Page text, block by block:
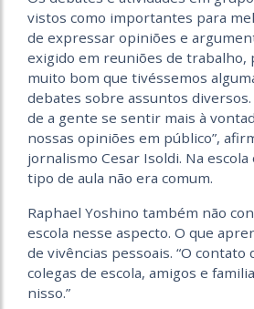
vistos como importantes para
de expressar opiniões e
exigido em reuniões de trabalho,
muito bom que tivéssemos
debates sobre assuntos
de a gente se sentir mais à
nossas opiniões em público”,
jornalismo Cesar Isoldi. Na
tipo de aula não era comum.
Raphael Yoshino também não
escola nesse aspecto. O que
de vivências pessoais. “O contato
colegas de escola, amigos e
nisso.”